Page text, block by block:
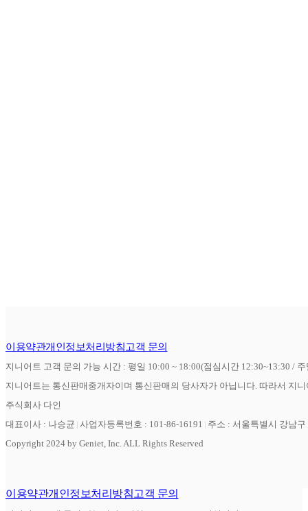
이용약관개인정보처리방침고객 문의
지니어트 고객 문의 가능 시간 : 평일 10:00 ~ 18:00(점심시간 12:30~13:30 /
지니어트는 통신판매중개자이며 통신판매의 당사자가 아닙니다. 따라서 지
주식회사 다인
대표이사 : 나승균 사업자등록번호 : 101-86-16191
주소 : 서울특별시 강남
Copyright 2024 by Geniet, Inc. ALL Rights Reserved
이용약관개인정보처리방침고객 문의